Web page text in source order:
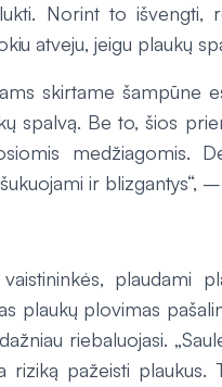
Norint to išvengti,
atveju, jeigu plaukų
skirtame šampūne
spalvą. Be to, šios
medžiagomis.
ir blizgantys“,
vaistininkės, plaudami
plaukų plovimas
riebaluojasi.
riziką pažeisti